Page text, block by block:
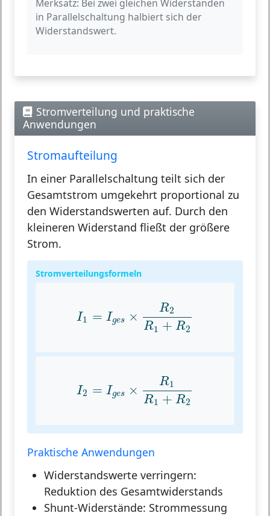
Merksatz: Bei zwei gleichen Widerständen
in Parallelschaltung halbiert sich der
Widerstandswert.
Stromverteilung und praktische
Anwendungen
Stromaufteilung
In einer Parallelschaltung teilt sich der
Gesamtstrom umgekehrt proportional zu
den Widerstandswerten auf. Durch den
kleineren Widerstand fließt der größere
Strom.
Stromverteilungsformeln
I1 = Iges ×
R2
R1 + R2
1+
I2 = Iges ×
R1
R1 + R2
1+
Praktische Anwendungen
Widerstandswerte verringern:
Reduktion des Gesamtwiderstands
Shunt-Widerstände: Strommessung